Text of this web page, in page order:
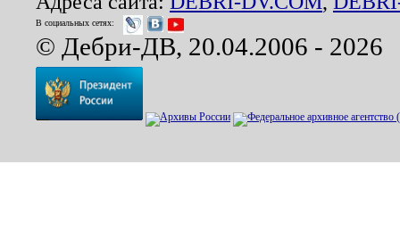
В социальных сетях:
© Дебри-ДВ, 20.04.2006 - 2026